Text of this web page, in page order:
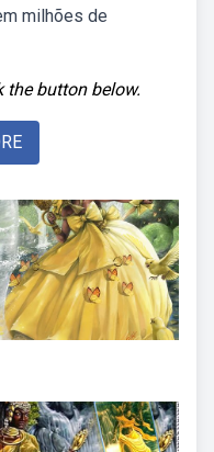
milhões de
the button below.